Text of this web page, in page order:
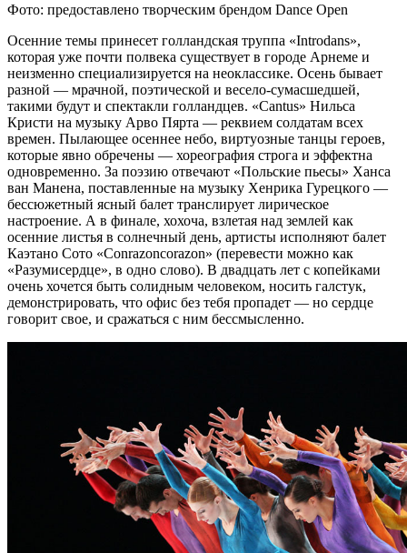
Фото: предоставлено творческим брендом Dance Open
Осенние темы принесет голландская труппа «Introdans»,
которая уже почти полвека существует в городе Арнеме и
неизменно специализируется на неоклассике. Осень бывает
разной — мрачной, поэтической и весело-сумасшедшей,
такими будут и спектакли голландцев. «Cantus» Нильса
Кристи на музыку Арво Пярта — реквием солдатам всех
времен. Пылающее осеннее небо, виртуозные танцы героев,
которые явно обречены — хореография строга и эффектна
одновременно. За поэзию отвечают «Польские пьесы» Ханса
ван Манена, поставленные на музыку Хенрика Гурецкого —
бессюжетный ясный балет транслирует лирическое
настроение. А в финале, хохоча, взлетая над землей как
осенние листья в солнечный день, артисты исполняют балет
Каэтано Сото «Conrazoncorazon» (перевести можно как
«Разумисердце», в одно слово). В двадцать лет с копейками
очень хочется быть солидным человеком, носить галстук,
демонстрировать, что офис без тебя пропадет — но сердце
говорит свое, и сражаться с ним бессмысленно.